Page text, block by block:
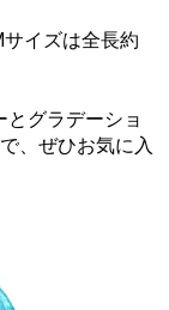
イズは全長約
とグラデーショ
、ぜひお気に入